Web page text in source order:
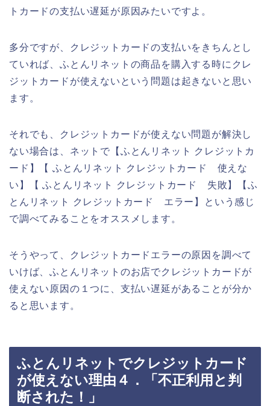
トカードの支払い遅延が原因みたいですよ。
多分ですが、クレジットカードの支払いをきちんとし
ていれば、ふとんリネットの商品を購入する時にクレ
ジットカードが使えないという問題は起きないと思い
ます。
それでも、クレジットカードが使えない問題が解決し
ない場合は、ネットで【ふとんリネット クレジットカ
ード】【 ふとんリネット クレジットカード 使えな
い】【 ふとんリネット クレジットカード 失敗】【ふ
とんリネット クレジットカード エラー】という感じ
で調べてみることをオススメします。
そうやって、クレジットカードエラーの原因を調べて
いけば、ふとんリネットのお店でクレジットカードが
使えない原因の１つに、支払い遅延があることが分か
ると思います。
ふとんリネットでクレジットカード
が使えない理由４．「不正利用と判
断された！」